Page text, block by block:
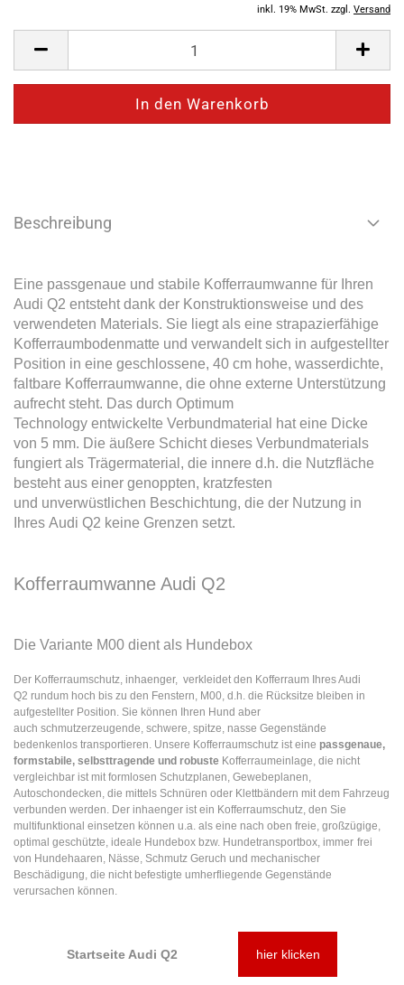
inkl. 19% MwSt. zzgl. Versand
Beschreibung
Eine passgenaue und stabile Kofferraumwanne für Ihren
Audi Q2 entsteht dank der Konstruktionsweise und des
verwendeten Materials. Sie liegt als eine strapazierfähige
Kofferraumbodenmatte und verwandelt sich in aufgestellter
Position in eine geschlossene, 40 cm hohe, wasserdichte,
faltbare Kofferraumwanne, die ohne externe Unterstützung
aufrecht steht. Das durch Optimum
Technology entwickelte Verbundmaterial hat eine Dicke
von 5 mm. Die äußere Schicht dieses Verbundmaterials
fungiert als Trägermaterial, die innere d.h. die Nutzfläche
besteht aus einer genoppten, kratzfesten
und unverwüstlichen Beschichtung, die der Nutzung in
Ihres Audi Q2 keine Grenzen setzt.
Kofferraumwanne Audi Q2
Die Variante M00 dient als Hundebox
Der Kofferraumschutz, inhaenger, verkleidet den Kofferraum Ihres Audi
Q2 rundum hoch bis zu den Fenstern, M00, d.h. die Rücksitze bleiben in
aufgestellter Position. Sie können Ihren Hund aber
auch schmutzerzeugende, schwere, spitze, nasse Gegenstände
bedenkenlos transportieren. Unsere Kofferraumschutz ist eine passgenaue,
formstabile, selbsttragende und robuste Kofferraumeinlage, die nicht
vergleichbar ist mit formlosen Schutzplanen, Gewebeplanen,
Autoschondecken, die mittels Schnüren oder Klettbändern mit dem Fahrzeug
verbunden werden. Der inhaenger ist ein Kofferraumschutz, den Sie
multifunktional einsetzen können u.a. als eine nach oben freie, großzügige,
optimal geschützte, ideale Hundebox bzw. Hundetransportbox, immer frei
von Hundehaaren, Nässe, Schmutz Geruch und mechanischer
Beschädigung, die nicht befestigte umherfliegende Gegenstände
verursachen können.
Startseite Audi Q2 hier klicken